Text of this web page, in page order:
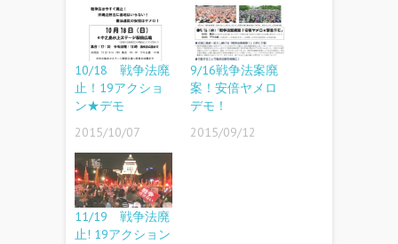
10/18 戦争法廃
止！19アクショ
ン★デモ
2015/10/07
9/16戦争法案廃
案！安倍ヤメロ
デモ！
2015/09/12
11/19 戦争法廃
止! 19アクション